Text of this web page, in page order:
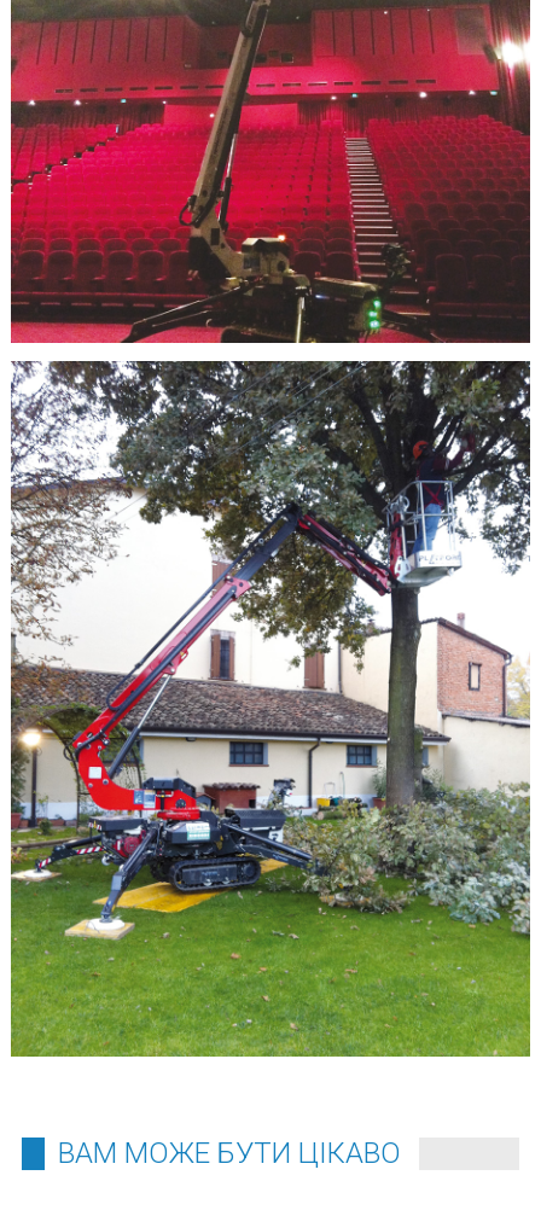
ВАМ МОЖЕ БУТИ ЦІКАВО